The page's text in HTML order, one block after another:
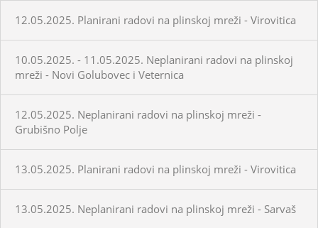
12.05.2025. Planirani radovi na plinskoj mreži - Virovitica
10.05.2025. - 11.05.2025. Neplanirani radovi na plinskoj
mreži - Novi Golubovec i Veternica
12.05.2025. Neplanirani radovi na plinskoj mreži -
Grubišno Polje
13.05.2025. Planirani radovi na plinskoj mreži - Virovitica
13.05.2025. Neplanirani radovi na plinskoj mreži - Sarvaš